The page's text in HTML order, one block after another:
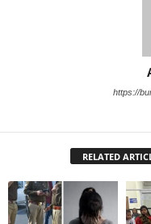
https://
RELATED